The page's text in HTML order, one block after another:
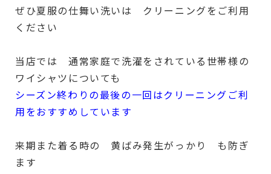
ぜひ夏服の仕舞い洗いは クリーニングをご利用
ください
当店では 通常家庭で洗濯をされている世帯様の
ワイシャツについても
シーズン終わりの最後の一回はクリーニングご利
用をおすすめしています
来期また着る時の 黄ばみ発生がっかり も防ぎ
ます